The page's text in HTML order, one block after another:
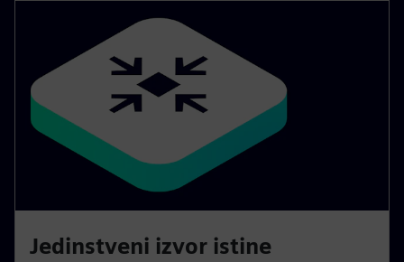
Jedinstveni izvor istine